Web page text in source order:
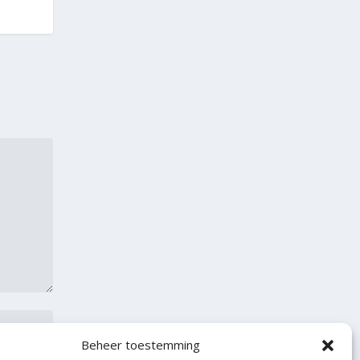
Beheer toestemming